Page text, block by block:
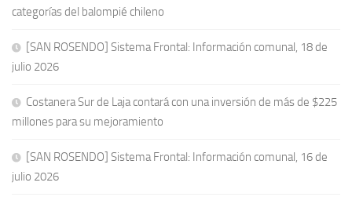
categorías del balompié chileno
[SAN ROSENDO] Sistema Frontal: Información comunal, 18 de
julio 2026
Costanera Sur de Laja contará con una inversión de más de $225
millones para su mejoramiento
[SAN ROSENDO] Sistema Frontal: Información comunal, 16 de
julio 2026